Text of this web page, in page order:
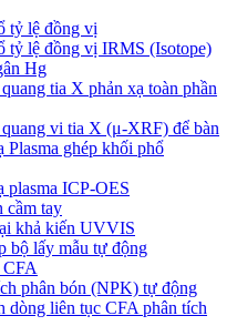
tỷ lệ đồng vị
tỷ lệ đồng vị IRMS (Isotope)
Hg
tia X phản xạ toàn phần
vi tia X (μ-XRF) để bàn
Plasma ghép khối phổ
plasma ICP-OES
cầm tay
khả kiến UVVIS
bộ lấy mẫu tự động
CFA
phân bón (NPK) tự động
dòng liên tục CFA phân tích